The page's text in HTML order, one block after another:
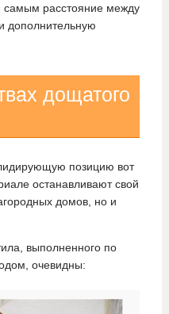
самым расстояние между
дополнительную
дощатого
позицию вот
останавливают свой
домов, но и
выполненного по
очевидны: